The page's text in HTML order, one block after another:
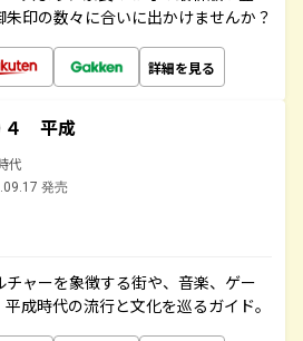
印の数々に合いに出かけませんか？
詳細を見る
４ 平成
代
発売
ャーを象徴する街や、音楽、ゲー
成時代の流行と文化を巡るガイド。